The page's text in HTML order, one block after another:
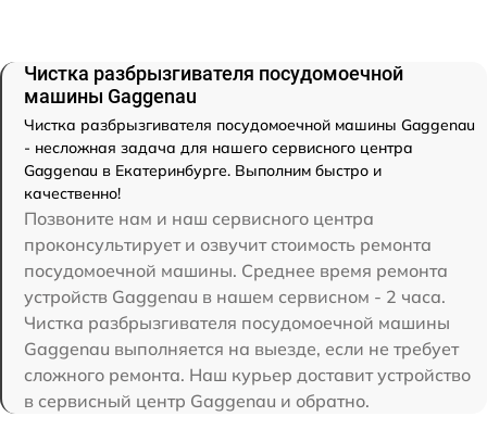
Чистка разбрызгивателя посудомоечной
машины Gaggenau
Чистка разбрызгивателя посудомоечной машины Gaggenau
- несложная задача для нашего сервисного центра
Gaggenau в Екатеринбурге. Выполним быстро и
качественно!
Позвоните нам и наш сервисного центра
проконсультирует и озвучит стоимость ремонта
посудомоечной машины. Среднее время ремонта
устройств Gaggenau в нашем сервисном - 2 часа.
Чистка разбрызгивателя посудомоечной машины
Gaggenau выполняется на выезде, если не требует
сложного ремонта. Наш курьер доставит устройство
в сервисный центр Gaggenau и обратно.